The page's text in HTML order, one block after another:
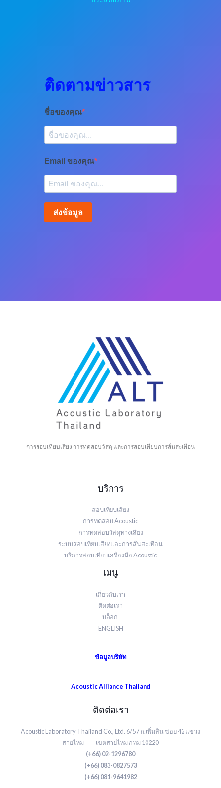
ติดตามข่าวสาร
ชื่อของคุณ
Email ของคุณ
ส่งข้อมูล
การสอบเทียบเสียง การทดสอบวัสดุ และการสอบเทียบการสั่นสะเทือน
บริการ
สอบเทียบเสียง
การทดสอบ Acoustic
การทดสอบวัสดุทางเสียง
ระบบสอบเทียบเสียงและการสั่นสะเทือน
บริการสอบเทียบเครื่องมือ Acoustic
เมนู
เกี่ยวกับเรา
ติดต่อเรา
บล็อก
ENGLISH
ข้อมูลบริษัท
Acoustic Alliance Thailand
ติดต่อเรา
Acoustic Laboratory Thailand Co., Ltd. 6/57 ถ.เพิ่มสิน ซอย 42 แขวง
สายไหม เขตสายไหม กทม 10220
(+66) 02-1296780
(+66) 083-0827573
(+66) 081-9641982